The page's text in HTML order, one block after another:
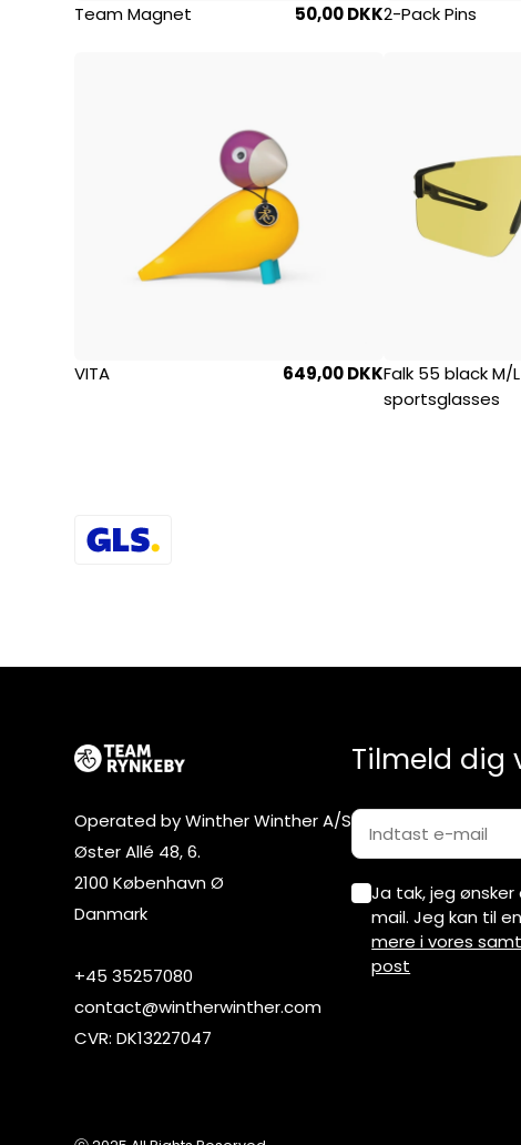
Team Magnet 50,00 DKK2-Pack Pins
VITA 649,00 DKKFalk 55 black M/L
sportsglasses
Operated by Winther Winther A/S
Øster Allé 48, 6.
2100 København Ø
Danmark
+45 35257080
contact@wintherwinther.com
CVR: DK13227047
Tilmeld dig
Ja tak, jeg
mail. Jeg kan til
mere i vores
post